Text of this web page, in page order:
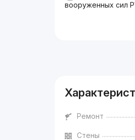
вооруженных сил
Ремонт
Стены